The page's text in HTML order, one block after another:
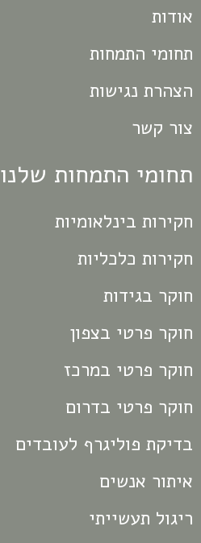
אודות
תחומי התמחות
הצהרת נגישות
צור קשר
תחומי התמחות שלנו
חקירות בינלאומיות
חקירות כלכליות
חוקר בגידות
חוקר פרטי בצפון
חוקר פרטי במרכז
חוקר פרטי בדרום
בדיקת פוליגרף לעובדים
איתור אנשים
ריגול תעשייתי